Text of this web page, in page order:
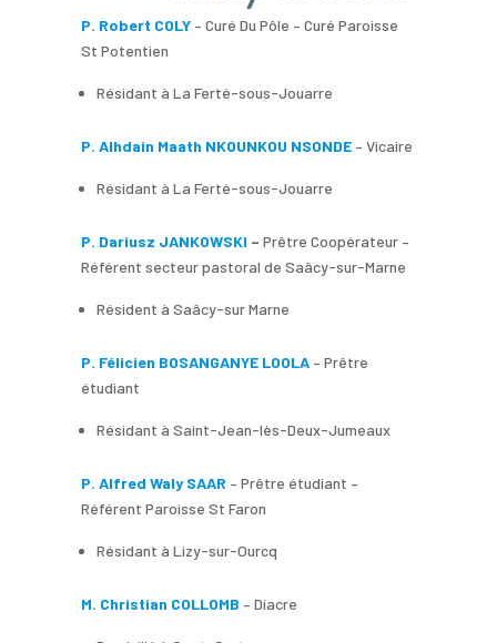
P. Robert COLY – Curé Du Pôle – Curé Paroisse
St Potentien
Résidant à La Ferté-sous-Jouarre
P. Alhdain Maath NKOUNKOU NSONDE – Vicaire
Résidant à La Ferté-sous-Jouarre
P. Dariusz JANKOWSKI – Prêtre Coopérateur –
Référent secteur pastoral de Saâcy-sur-Marne
Résident à Saâcy-sur Marne
P. Félicien BOSANGANYE LOOLA – Prêtre
étudiant
Résidant à Saint-Jean-lès-Deux-Jumeaux
P. Alfred Waly SAAR – Prêtre étudiant –
Référent Paroisse St Faron
Résidant à Lizy-sur-Ourcq
M. Christian COLLOMB – Diacre